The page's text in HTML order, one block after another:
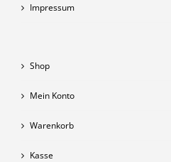
Impressum
Shop
Mein Konto
Warenkorb
Kasse